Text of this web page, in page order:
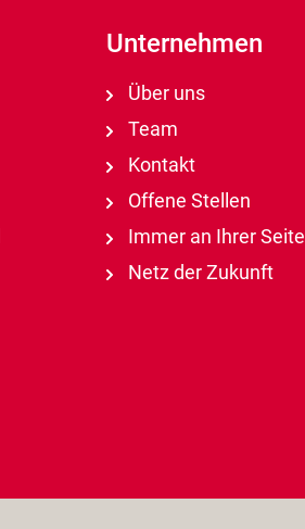
Unternehmen
Über uns
Team
Kontakt
Offene Stellen
Immer an Ihrer Seite
Netz der Zukunft